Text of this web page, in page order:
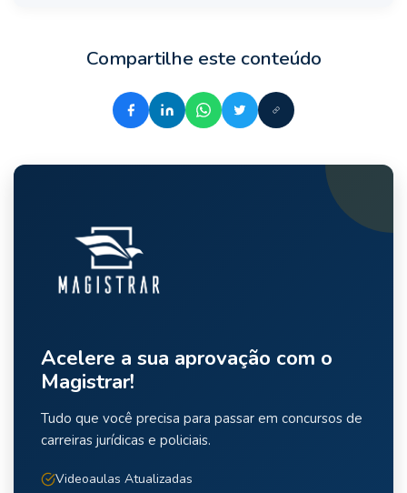
Compartilhe este conteúdo
Acelere a sua aprovação com o
Magistrar!
Tudo que você precisa para passar em concursos de
carreiras jurídicas e policiais.
Videoaulas Atualizadas